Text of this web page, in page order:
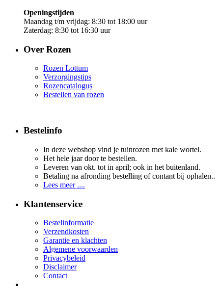
Openingstijden
Maandag t/m vrijdag: 8:30 tot 18:00 uur
Zaterdag: 8:30 tot 16:30 uur
Over Rozen
Rozen Lottum
Verzorgingstips
Rozencatalogus
Bestellen van rozen
Bestelinfo
In deze webshop vind je tuinrozen met kale wortel.
Het hele jaar door te bestellen.
Leveren van okt. tot in april; ook in het buitenland.
Betaling na afronding bestelling of contant bij ophalen..
Lees meer ....
Klantenservice
Bestelinformatie
Verzendkosten
Garantie en klachten
Algemene voorwaarden
Privacybeleid
Disclaimer
Contact